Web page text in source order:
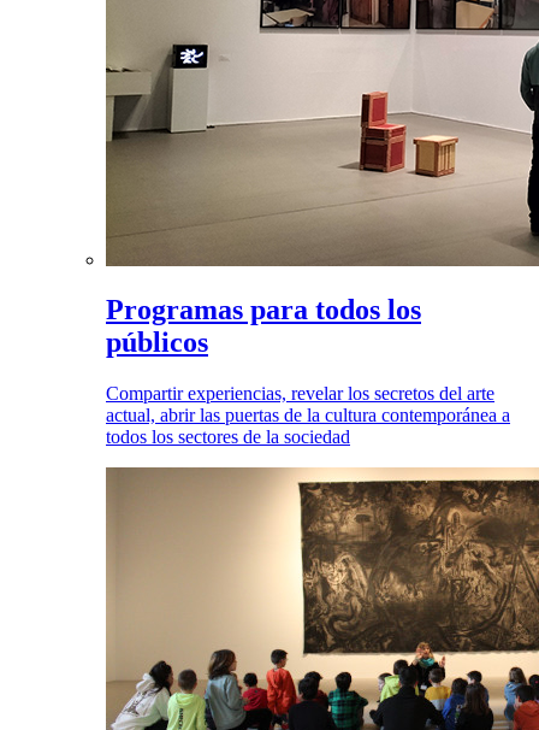
Programas para todos los
públicos
Compartir experiencias, revelar los secretos del arte
actual, abrir las puertas de la cultura contemporánea a
todos los sectores de la sociedad